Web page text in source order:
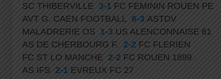
SC THIBERVILLE 3-1 FC FEMININ ROUEN PE
AVT G. CAEN FOOTBALL 6-3 ASTDV
MALADRERIE OS 1-3 US ALENCONNAISE 61
AS DE CHERBOURG F. 2-2 FC FLERIEN
FC ST LO MANCHE 2-2 FC ROUEN 1899
AS IFS 2-1 EVREUX FC 27